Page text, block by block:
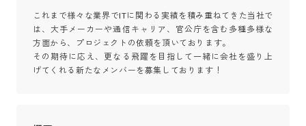
これまで様々な業界でITに関わる実績を積み重ねてきた当社で
は、大手メーカーや通信キャリア、官公庁を含む多種多様な
方面から、プロジェクトの依頼を頂いております。
その期待に応え、更なる飛躍を目指して一緒に会社を盛り上
げてくれる新たなメンバーを募集しております！